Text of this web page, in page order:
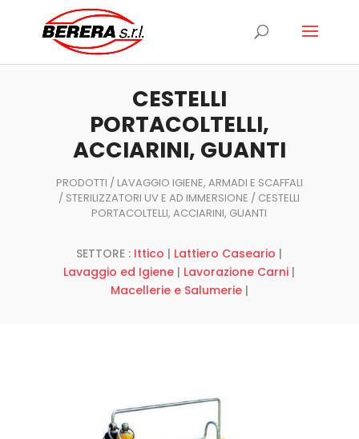
prodotti
CESTELLI
PORTACOLTELLI,
ACCIARINI, GUANTI
PRODOTTI / LAVAGGIO IGIENE, ARMADI E SCAFFALI
/ STERILIZZATORI UV E AD IMMERSIONE / CESTELLI
PORTACOLTELLI, ACCIARINI, GUANTI
SETTORE : Ittico | Lattiero Caseario |
Lavaggio ed Igiene | Lavorazione Carni |
Macellerie e Salumerie|